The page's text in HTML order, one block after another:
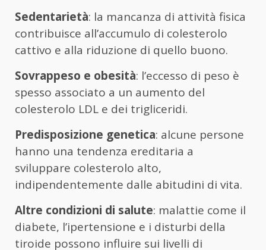
Sedentarietà: la mancanza di attività fisica
contribuisce all’accumulo di colesterolo
cattivo e alla riduzione di quello buono.
Sovrappeso e obesità: l’eccesso di peso è
spesso associato a un aumento del
colesterolo LDL e dei trigliceridi.
Predisposizione genetica: alcune persone
hanno una tendenza ereditaria a
sviluppare colesterolo alto,
indipendentemente dalle abitudini di vita.
Altre condizioni di salute: malattie come il
diabete, l’ipertensione e i disturbi della
tiroide possono influire sui livelli di